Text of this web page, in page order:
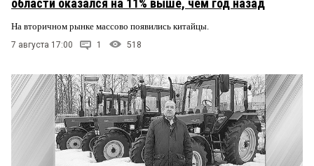
области оказался на 11% выше, чем год назад
На вторичном рынке массово появились китайцы.
7 августа 17:00 1 518